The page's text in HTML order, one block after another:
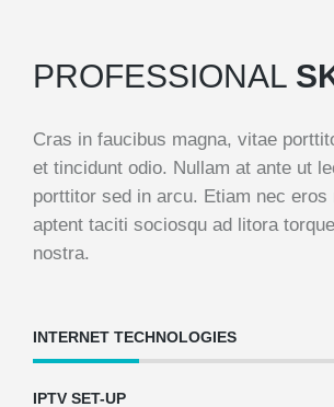
PROFESSIONAL
Cras in faucibus magna, vitae
et tincidunt odio. Nullam at ante ut
porttitor sed in arcu. Etiam nec eros
aptent taciti sociosqu ad litora
nostra.
INTERNET TECHNOLOGIES
IPTV SET-UP